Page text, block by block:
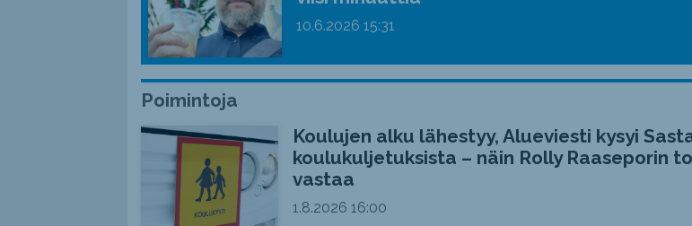
10.6.2026 15:31
Poimintoja
Koulujen alku lähestyy, Alueviesti kysyi
koulukuljetuksista – näin Rolly Raaseporin
vastaa
1.8.2026 16:00